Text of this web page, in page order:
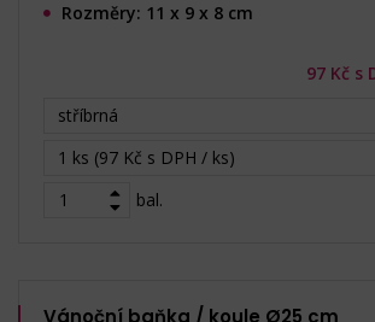
Rozměry: 11 x 9 x 8 cm
97 Kč s
stříbrná
1 ks (97 Kč s DPH / ks)
bal.
Vánoční baňka / koule Ø25 cm